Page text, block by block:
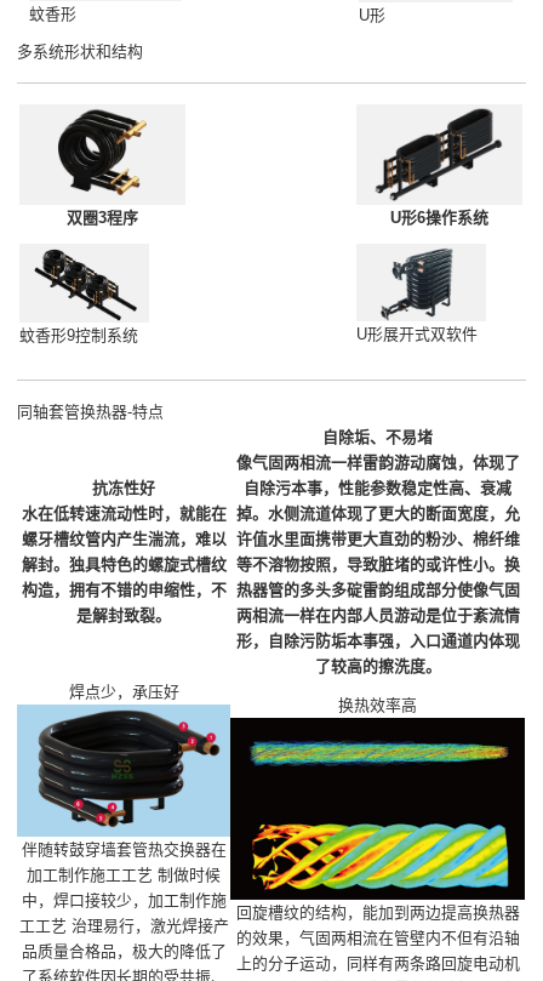
蚊香形 U形
多系统形状和结构
双圈3程序 U形6操作系统
蚊香形9控制系统 U形展开式双软件
同轴套管换热器-特点
抗冻性好
水在低转速流动性时，就能在
螺牙槽纹管内产生湍流，难以
解封。独具特色的螺旋式槽纹
构造，拥有不错的申缩性，不
是解封致裂。
自除垢、不易堵
像气固两相流一样雷韵游动腐蚀，体现了
自除污本事，性能参数稳定性高、衰减
掉。水侧流道体现了更大的断面宽度，允
许值水里面携带更大直劲的粉沙、棉纤维
等不溶物按照，导致脏堵的或许性小。换
热器管的多头多碇雷韵组成部分使像气固
两相流一样在内部人员游动是位于紊流情
形，自除污防垢本事强，入口通道内体现
了较高的擦洗度。
焊点少，承压好
伴随转鼓穿墙套管热交换器在
加工制作施工工艺 制做时候
中，焊口接较少，加工制作施
工工艺 治理易行，激光焊接产
品质量合格品，极大的降低了
了系统软件因长期的受共振、
换热效率高
回旋槽纹的结构，能加到两边提高换热器
的效果，气固两相流在管壁内不但有沿轴
上的分子运动，同样有两条路回旋电动机